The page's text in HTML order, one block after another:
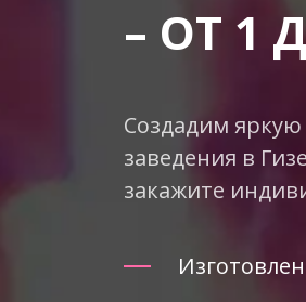
– ОТ 1
Создадим
заведения в
закажите